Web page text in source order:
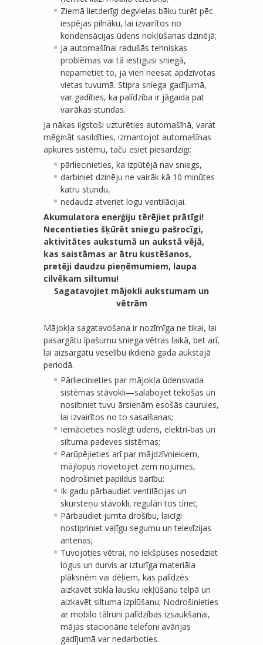
Ziemā lietderīgi degvielas bāku turēt pēc
iespējas pilnāku, lai izvairītos no
kondensācijas ūdens nokļūšanas dzinējā;
Ja automašīnai radušās tehniskas
problēmas vai tā iestigusi sniegā,
nepametiet to, ja vien neesat apdzīvotas
vietas tuvumā. Stipra sniega gadījumā,
var gadīties, ka palīdzība ir jāgaida pat
vairākas stundas.
Ja nākas ilgstoši uzturēties automašīnā, varat
mēģināt sasildīties, izmantojot automašīnas
apkures sistēmu, taču esiet piesardzīgi:
pārliecinieties, ka izpūtējā nav sniegs,
darbiniet dzinēju ne vairāk kā 10 minūtes
katru stundu,
nedaudz atveriet logu ventilācijai.
Akumulatora enerģiju tērējiet prātīgi!
Necentieties šķūrēt sniegu pašrocīgi,
aktivitātes aukstumā un aukstā vējā,
kas saistāmas ar ātru kustēšanos,
pretēji daudzu pieņēmumiem, laupa
cilvēkam siltumu!
Sagatavojiet mājokli aukstumam un
vētrām
Mājokļa sagatavošana ir nozīmīga ne tikai, lai
pasargātu īpašumu sniega vētras laikā, bet arī,
lai aizsargātu veselību ikdienā gada aukstajā
periodā.
Pārliecinieties par mājokļa ūdensvada
sistēmas stāvokli—salabojiet tekošas un
nosiltiniet tuvu ārsienām esošās caurules,
lai izvairītos no to sasalšanas;
Iemācieties noslēgt ūdens, elektrī-bas un
siltuma padeves sistēmas;
Parūpējieties arī par mājdzīvniekiem,
mājlopus novietojiet zem nojumes,
nodrošiniet papildus barību;
Ik gadu pārbaudiet ventilācijas un
skursteņu stāvokli, regulāri tos tīriet;
Pārbaudiet jumta drošību, laicīgi
nostipriniet vaļīgu segumu un televīzijas
antenas;
Tuvojoties vētrai, no iekšpuses nosedziet
logus un durvis ar izturīga materiāla
plāksnēm vai dēļiem, kas palīdzēs
aizkavēt stikla lausku iekļūšanu telpā un
aizkavēt siltuma izplūšanu; Nodrošinieties
ar mobilo tālruni palīdzības izsaukšanai,
mājas stacionārie telefoni avārijas
gadījumā var nedarboties.